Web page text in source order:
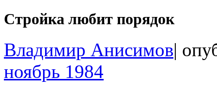
Стройка любит порядок
Владимир Анисимов|
ноябрь 1984